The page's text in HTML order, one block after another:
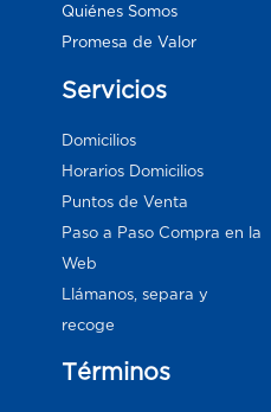
Quiénes Somos
Promesa de Valor
Servicios
Domicilios
Horarios Domicilios
Puntos de Venta
Paso a Paso Compra en la
Web
Llámanos, separa y
recoge
Términos